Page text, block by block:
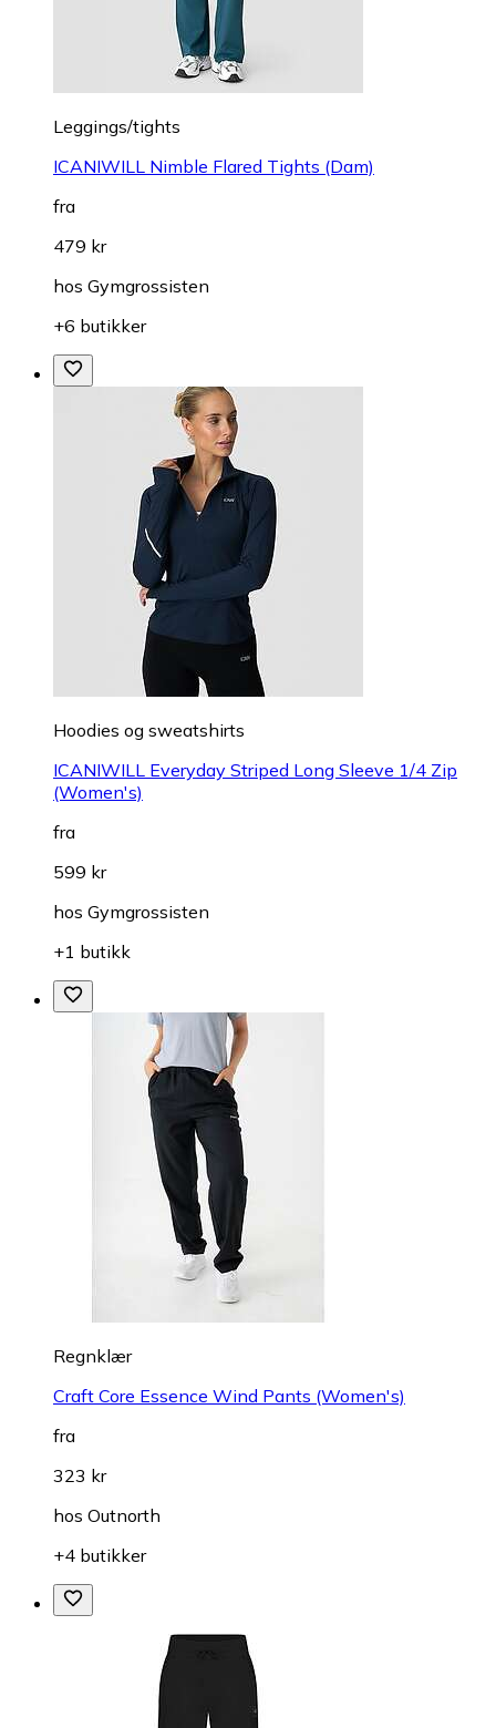
Leggings/tights
ICANIWILL Nimble Flared Tights (Dam)
fra
479 kr
hos Gymgrossisten
+6 butikker
Hoodies og sweatshirts
ICANIWILL Everyday Striped Long Sleeve 1/4 Zip
(Women's)
fra
599 kr
hos Gymgrossisten
+1 butikk
Regnklær
Craft Core Essence Wind Pants (Women's)
fra
323 kr
hos Outnorth
+4 butikker